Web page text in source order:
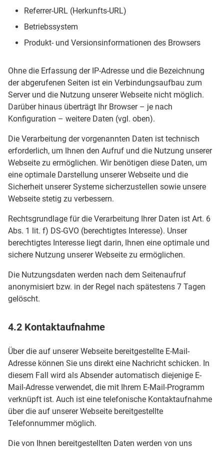
Referrer-URL (Herkunfts-URL)
Betriebssystem
Produkt- und Versionsinformationen des Browsers
Ohne die Erfassung der IP-Adresse und die Bezeichnung
der abgerufenen Seiten ist ein Verbindungsaufbau zum
Server und die Nutzung unserer Webseite nicht möglich.
Darüber hinaus überträgt Ihr Browser – je nach
Konfiguration – weitere Daten (vgl. oben).
Die Verarbeitung der vorgenannten Daten ist technisch
erforderlich, um Ihnen den Aufruf und die Nutzung unserer
Webseite zu ermöglichen. Wir benötigen diese Daten, um
eine optimale Darstellung unserer Webseite und die
Sicherheit unserer Systeme sicherzustellen sowie unsere
Webseite stetig zu verbessern.
Rechtsgrundlage für die Verarbeitung Ihrer Daten ist Art. 6
Abs. 1 lit. f) DS-GVO (berechtigtes Interesse). Unser
berechtigtes Interesse liegt darin, Ihnen eine optimale und
sichere Nutzung unserer Webseite zu ermöglichen.
Die Nutzungsdaten werden nach dem Seitenaufruf
anonymisiert bzw. in der Regel nach spätestens 7 Tagen
gelöscht.
4.2 Kontaktaufnahme
Über die auf unserer Webseite bereitgestellte E-Mail-
Adresse können Sie uns direkt eine Nachricht schicken. In
diesem Fall wird als Absender automatisch diejenige E-
Mail-Adresse verwendet, die mit Ihrem E-Mail-Programm
verknüpft ist. Auch ist eine telefonische Kontaktaufnahme
über die auf unserer Webseite bereitgestellte
Telefonnummer möglich.
Die von Ihnen bereitgestellten Daten werden von uns